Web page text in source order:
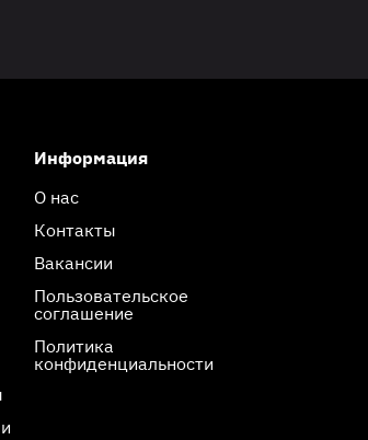
Информация
О нас
Контакты
Вакансии
Пользовательское
соглашение
Политика
конфиденциальности